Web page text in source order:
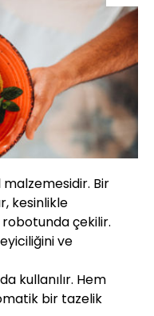
Bir
kesinlikle
çekilir.
ve
kullanılır. Hem
bir tazelik